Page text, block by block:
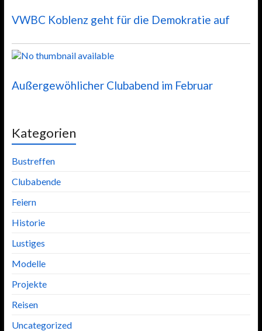
VWBC Koblenz geht für die Demokratie auf
Außergewöhlicher Clubabend im Februar
Kategorien
Bustreffen
Clubabende
Feiern
Historie
Lustiges
Modelle
Projekte
Reisen
Uncategorized